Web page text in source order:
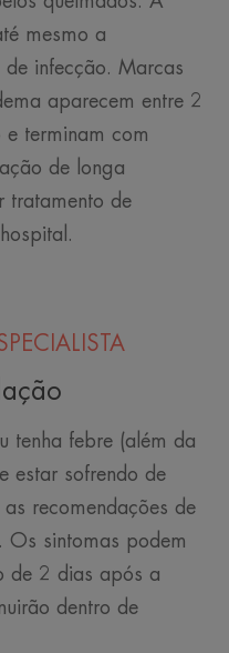
mesmo a
de infecção. Marcas
aparecem entre 2
terminam com
de longa
tratamento de
tenha febre (além da
estar sofrendo de
recomendações de
Os sintomas podem
de 2 dias após a
dentro de